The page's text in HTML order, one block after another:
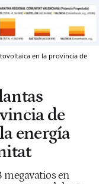
en la provincia de
de
energía
megavatios en